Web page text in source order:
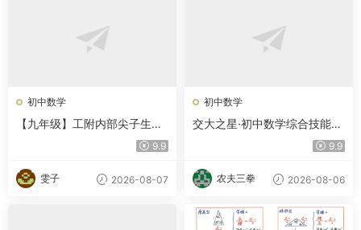
初中数学
【九年级】工附内部尖子生中
9.9
雯子 2026-08-07
初中数学
交大之星·初中数学综合技能训
9.9
农夫三拳 2026-08-06